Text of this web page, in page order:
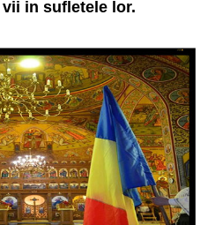
in sufletele lor.